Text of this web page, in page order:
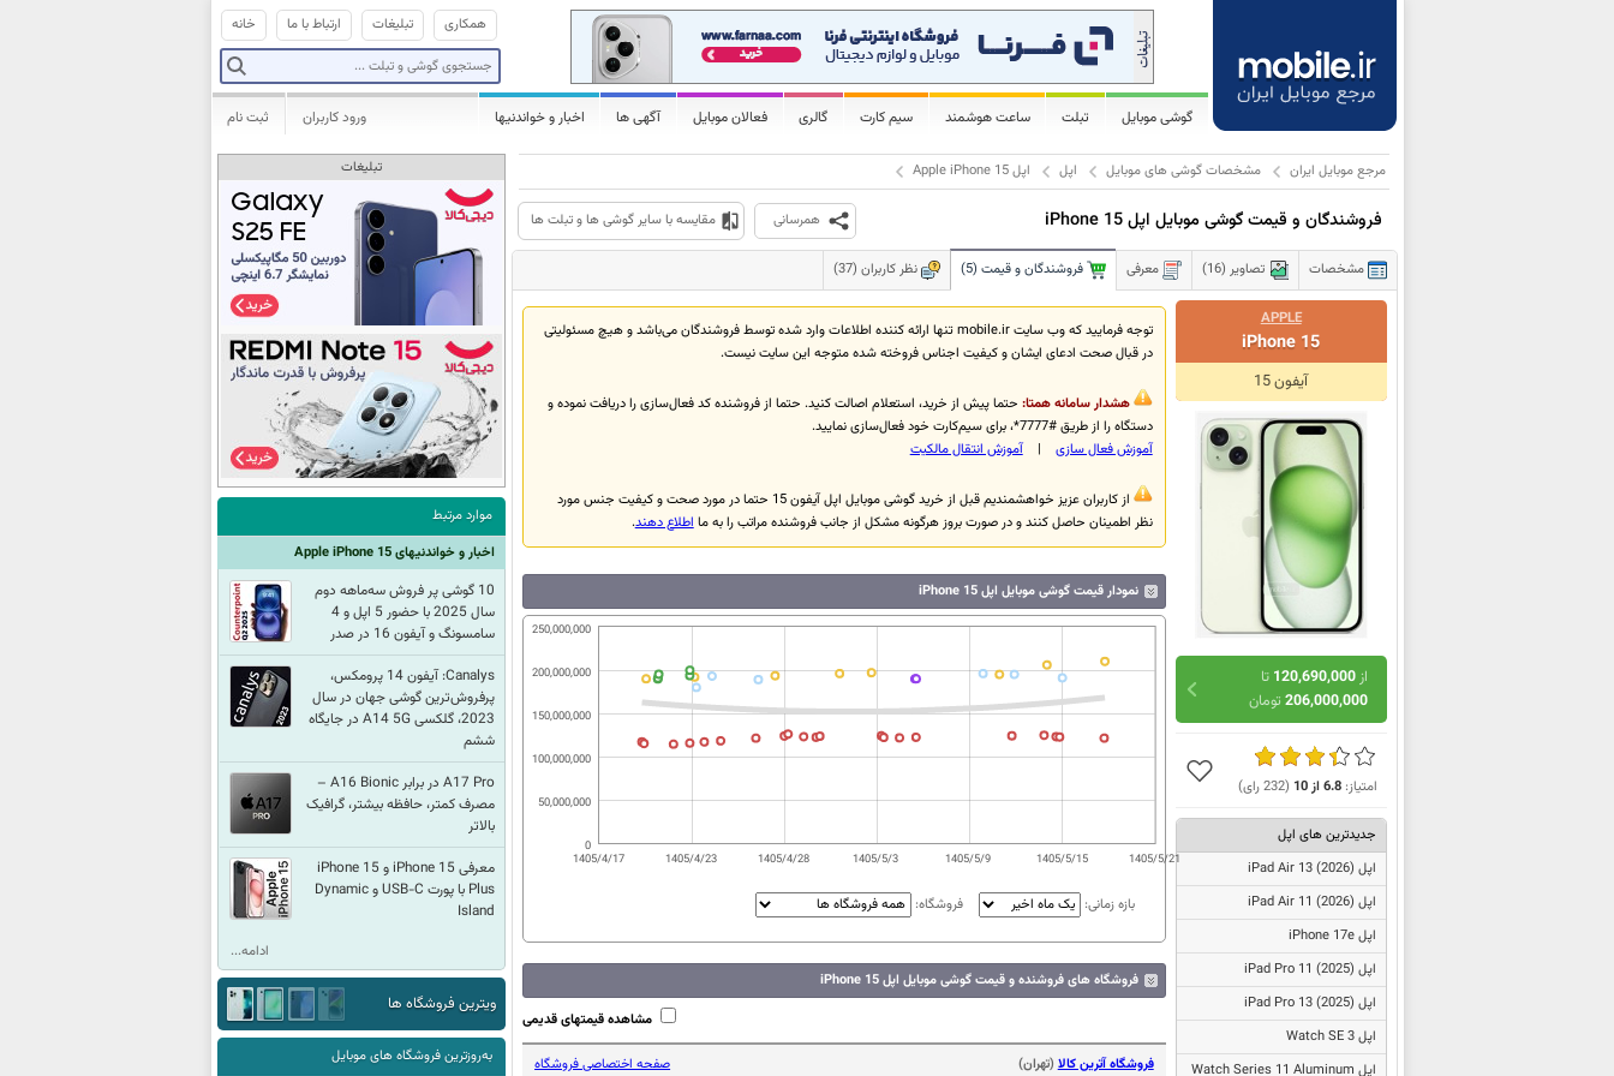
خانه ارتباط با ما تبلیغات همکاری
گوشی موبایل تبلت ساعت هوشمند سیم کارت گالری فعالان موبایل آگهی ها اخبار و خواندنیها ثبت نام ورود کاربران
مرجع موبایل ایران مشخصات گوشی های موبایل اپل اپل Apple iPhone 15
فروشندگان و قیمت گوشی موبایل اپل iPhone 15 همرسانی مقایسه با سایر گوشی ها و تبلت ها
مشخصات تصاویر (16) معرفی فروشندگان و قیمت (5) نظر کاربران (37)
APPLE
iPhone 15
آیفون 15
از120,690,000 تا
206,000,000 تومان
امتیاز:6.8از10
(
232رای)
جدیدترین های اپل
اپل iPad Air 13 (2026)
اپل iPad Air 11 (2026)
اپل iPhone 17e
اپل iPad Pro 11 (2025)
اپل iPad Pro 13 (2025)
اپل Watch SE 3
اپل Watch Series 11 Aluminum
توجه فرمایید که وب سایت mobile.ir تنها ارائه کننده اطلاعات وارد شده توسط فروشندگان می‌باشد و هیچ مسئولیتی
در قبال صحت ادعای ایشان و کیفیت اجناس فروخته شده متوجه این سایت نیست.
هشدار سامانه همتا: حتما پیش از خرید، استعلام اصالت کنید. حتما از فروشنده کد فعال‌سازی را دریافت نموده و
دستگاه را از طریق #7777*، برای سیم‌کارت خود فعال‌سازی نمایید.
آموزش فعال سازی |آموزش انتقال مالکيت
از کاربران عزیز خواهشمندیم قبل از خرید گوشی موبایل اپل آیفون 15 حتما در مورد صحت و کیفیت جنس مورد
نظر اطمینان حاصل کنند و در صورت بروز هرگونه مشکل از جانب فروشنده مراتب را به مااطلاع دهند.
نمودار قیمت گوشی موبایل اپل iPhone 15
1405/4/17 1405/4/23 1405/4/28 1405/5/3 1405/5/9 1405/5/15 1405/5/21
0
50,000,000
100,000,000
150,000,000
200,000,000
250,000,000
بازه زمانی: فروشگاه:
فروشگاه های فروشنده و قیمت گوشی موبایل اپل iPhone 15
مشاهده قیمتهای قدیمی
فروشگاه آترین کالا (تهران) صفحه اختصاصی فروشگاه
تبلیغات
موارد مرتبط
اخبار و خواندنیهای Apple iPhone 15
10 گوشی پر فروش سه‌ماهه دوم
سال 2025 با حضور 5 اپل و 4
سامسونگ و آیفون 16 در صدر
Canalys: آیفون 14 پرومکس،
پرفروش‌ترین گوشی جهان در سال
2023، گلکسی A14 5G در جایگاه
ششم
A17 Pro در برابر A16 Bionic –
مصرف کمتر، حافظه بیشتر، گرافیک
بالاتر
معرفی iPhone 15 و iPhone 15
Plus با پورت USB-C و Dynamic
Island
ادامه...
ویترین فروشگاه ها
به‌روزترین فروشگاه های موبایل